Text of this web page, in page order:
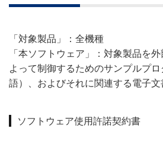
「対象製品」：全機種
「本ソフトウェア」：対象製品を
よって制御するためのサンプルプ
語）、およびそれに関連する電子文
ソフトウェア使用許諾契約書